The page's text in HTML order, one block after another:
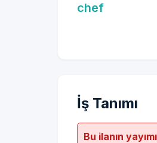
chef
İş Tanımı
Bu ilanın